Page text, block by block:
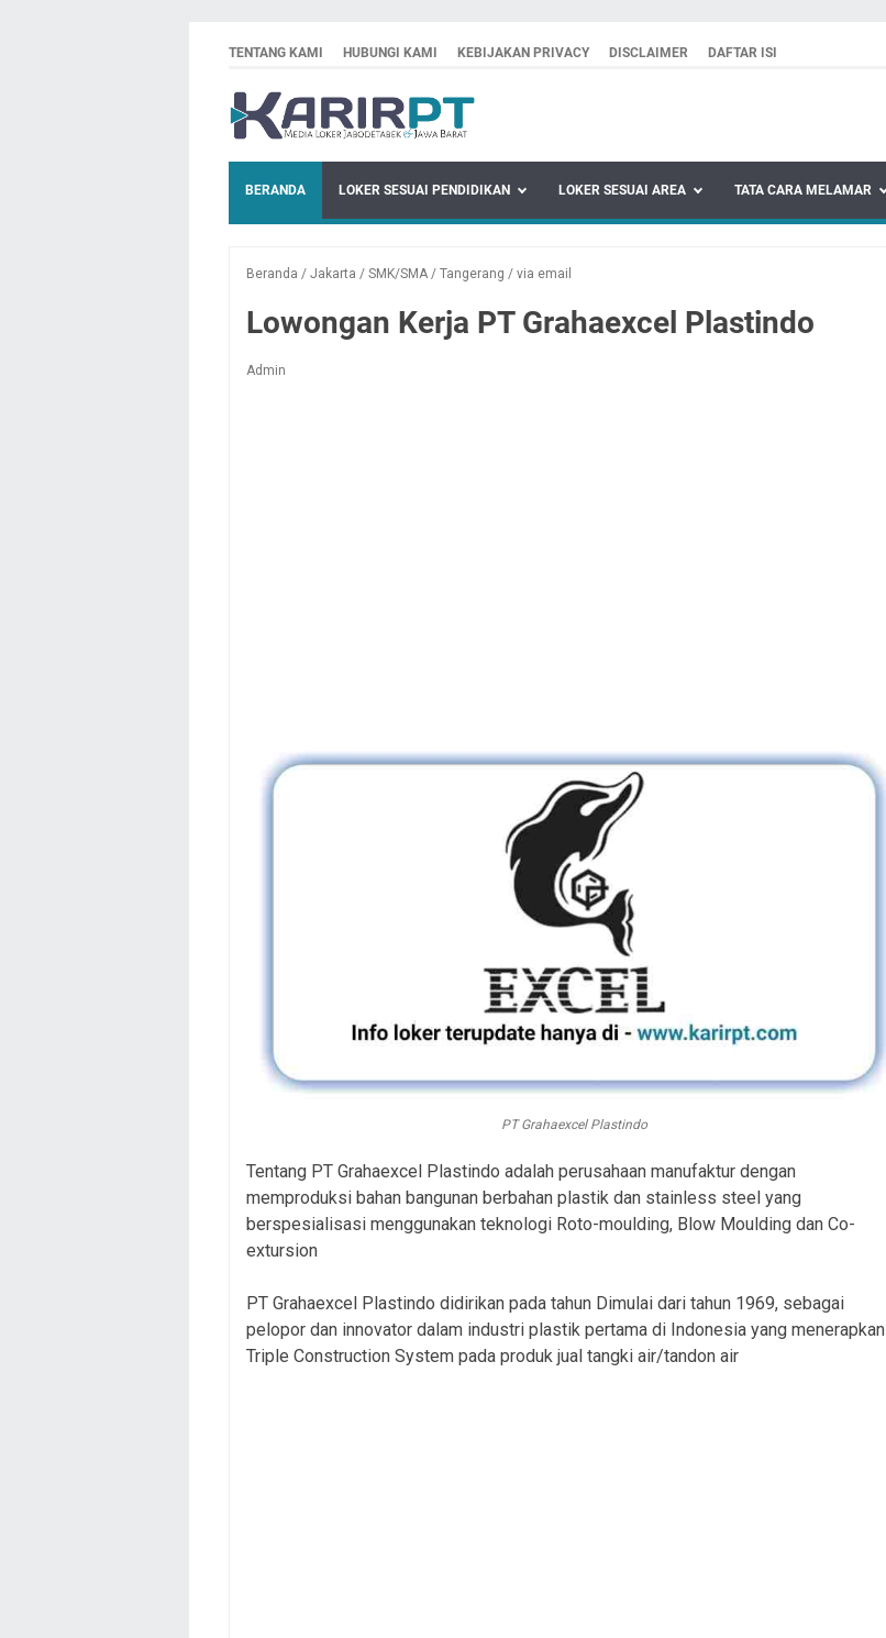
TENTANG KAMI HUBUNGI KAMI KEBIJAKAN PRIVACY DISCLAIMER DAFTAR ISI
BERANDA LOKER SESUAI PENDIDIKAN LOKER SESUAI AREA TATA CARA MELAMAR
Beranda / Jakarta / SMK/SMA / Tangerang / via email
Lowongan Kerja PT Grahaexcel Plastindo
Admin
PT Grahaexcel Plastindo
Tentang PT Grahaexcel Plastindo adalah perusahaan manufaktur dengan
memproduksi bahan bangunan berbahan plastik dan stainless steel yang
berspesialisasi menggunakan teknologi Roto-moulding, Blow Moulding dan Co-
extursion
PT Grahaexcel Plastindo didirikan pada tahun Dimulai dari tahun 1969, sebagai
pelopor dan innovator dalam industri plastik pertama di Indonesia yang menerapkan
Triple Construction System pada produk jual tangki air/tandon air